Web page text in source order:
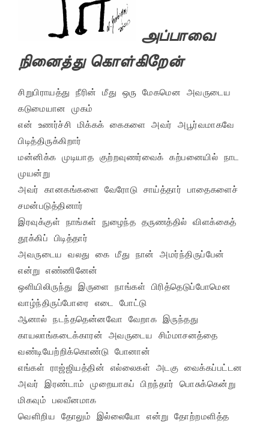
அப்பாவை
நினைத்து கொள்கிறேன்
சிறுபிராயத்து நீரின் மீது ஒரு மேகமென அவருடைய
கடுமையான முகம்
என் உணர்ச்சி மிக்கக் கைகளை அவர் அபூர்வமாகவே
பிடித்திருக்கிறார்
மன்னிக்க முடியாத குற்றவுணர்வைக் கற்பனையில் நாட
முயன்று
அவர் கானகங்களை வேரோடு சாய்த்தார் பாதைகளைச்
சமன்படுத்தினார்
இரவுக்குள் நாங்கள் நுழைந்த தருணத்தில் விளக்கைத்
தூக்கிப் பிடித்தார்
அவருடைய வலது கை மீது நான் அமர்ந்திருப்பேன்
என்று எண்ணினேன்
ஒளியிலிருந்து இருளை நாங்கள் பிரித்தெடுப்போமென
வாழ்ந்திருப்போரை எடை போட்டு
ஆனால் நடந்ததென்னவோ வேறாக இருந்தது
காயலாங்கடைக்காரன் அவருடைய சிம்மாசனத்தை
வண்டியேற்றிக்கொண்டு போனான்
எங்கள் ராஜ்ஜியத்தின் எல்லைகள் அடகு வைக்கப்பட்டன
அவர் இரண்டாம் முறையாகப் பிறந்தார் பொசுக்கென்று
மிகவும் பலவீனமாக
வெளிறிய தோலும் இல்லையோ என்று தோற்றமளித்த